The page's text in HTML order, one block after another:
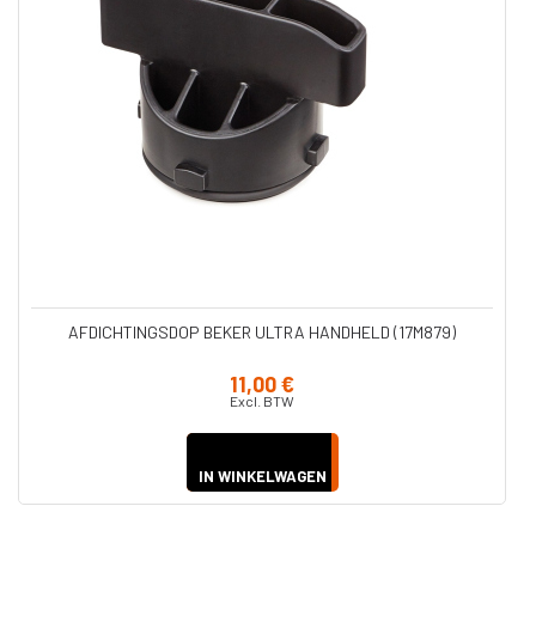
AFDICHTINGSDOP BEKER ULTRA HANDHELD (17M879)
11,00 €
Excl. BTW
IN WINKELWAGEN